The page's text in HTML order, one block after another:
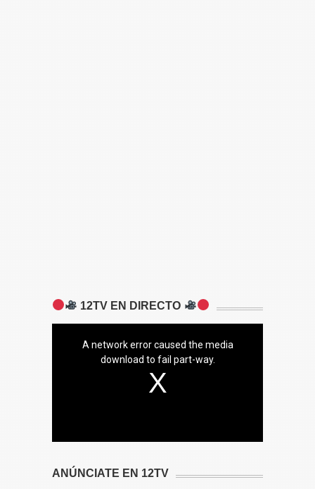
12TV EN DIRECTO
A network error caused the media
download to fail part-way.
ANÚNCIATE EN 12TV